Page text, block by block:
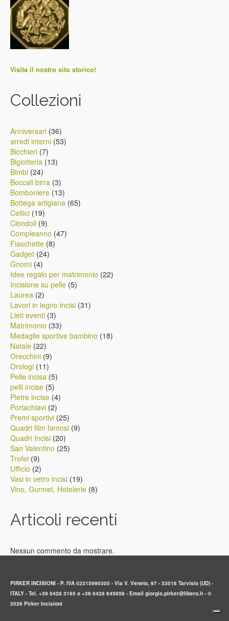
Visita il nostro sito storico!
Collezioni
Anniversari 3636
prodotti
arredi interni 5353
Bicchieri 77
prodotti
Bigiotteria 1313
Bimbi 2424
prodotti
Boccali birra 33
prodotti
Bomboniere 1313
prodotti
Bottega artigiana 6565
Celtici 1919
prodotti
Ciondoli 99
prodotti
Compleanno 4747
Fiaschette 88
Gadget 2424
Gnomi 44
prodotti
Idee regalo per matrimonio 2222
Incisione su pelle 55
Laurea 22
prodotti
Lavori in legno incisi 3131
Lieti eventi 33
prodotti
Matrimonio 3333
prodotti
Medaglie sportive bambino 1818
Natale 2222
prodotti
Orecchini 99
Orologi 1111
prodotti
Pelle incisa 55
pelli incise 55
prodotti
Pietre incise 44
Portachiavi 22
prodotti
Premi sportivi 2525
prodotti
Quadri film famosi 99
Quadri Incisi 2020
prodotti
San Valentino 2525
Trofei 99
prodotti
Ufficio 22
prodotti
Vasi in vetro incisi 1919
prodotti
Vino, Gurmet, Hotelerie 88
Articoli recenti
Nessun commento da mostrare.
PIRKER INCISIONI - P. IVA 02315990305 - Via V. Veneto, 97 - 33018 Tarvisio (UD) -
ITALY - Tel. +39 0428 3165 o +39 0428 645858 - Email giorgio.pirker@libero.it - ©
2026 Pirker Incisioni